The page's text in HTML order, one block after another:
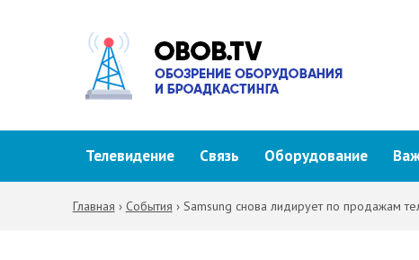
Телевидение Связь Оборудование
Главная › События › Samsung снова лидирует по продажам